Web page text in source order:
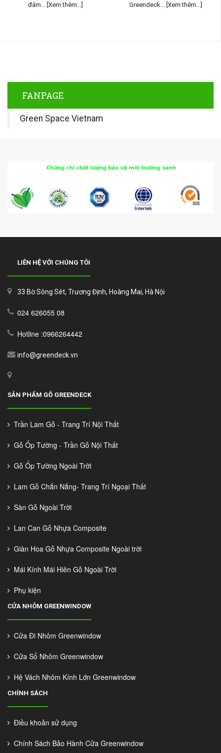
đảm...
[Xem thêm...]
Greendeck...
[Xem thêm...]
FANPAGE
Green Space Vietnam
LIÊN HỆ VỚI CHÚNG TÔI
33 Bờ Sông Sét, Trương Định, Hoàng Mai, Hà Nội
024 626055 08
Hotline :0966264442
info@greendeck.vn
SẢN PHẨM GỖ GREENDECK
Trần Lam Gỗ - Trang Trí Nội Thất
Gỗ Ốp Tường - Trần Gỗ Nội Thất
Gỗ Ốp Tường Ngoài Trời
Lam Gỗ Chắn Nắng- Trang Trí Ngoại Thất
Sàn Gỗ Ngoài Trời
Lan Can Gỗ Nhựa Composite
Giàn Hoa Gỗ Nhựa Composite Ngoài trời
Mái Kính Mái Hiên Gỗ Ngoài Trời
Phụ kiện
CỬA NHÔM GREENWINDOW
Cửa Đi Nhôm Greenwindow
Cửa Sổ Nhôm Greenwindow
Hệ Vách Nhôm Kính Lớn Greenwindow
CHÍNH SÁCH
Điều khoản sử dụng
Chính Sách Bảo Hành Cửa Greenwindow